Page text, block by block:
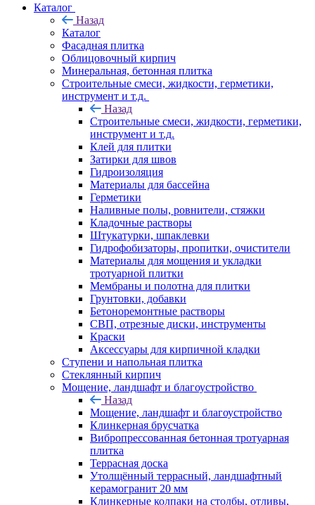
Каталог
Назад
Каталог
Фасадная плитка
Облицовочный кирпич
Минеральная, бетонная плитка
Строительные смеси, жидкости, герметики,
инструмент и т.д.
Назад
Строительные смеси, жидкости, герметики,
инструмент и т.д.
Клей для плитки
Затирки для швов
Гидроизоляция
Материалы для бассейна
Герметики
Наливные полы, ровнители, стяжки
Кладочные растворы
Штукатурки, шпаклевки
Гидрофобизаторы, пропитки, очистители
Материалы для мощения и укладки
тротуарной плитки
Мембраны и полотна для плитки
Грунтовки, добавки
Бетоноремонтные растворы
СВП, отрезные диски, инструменты
Краски
Аксессуары для кирпичной кладки
Ступени и напольная плитка
Cтеклянный кирпич
Мощение, ландшафт и благоустройство
Назад
Мощение, ландшафт и благоустройство
Клинкерная брусчатка
Вибропрессованная бетонная тротуарная
плитка
Террасная доска
Утолщённый террасный, ландшафтный
керамогранит 20 мм
Клинкерные колпаки на столбы, отливы,